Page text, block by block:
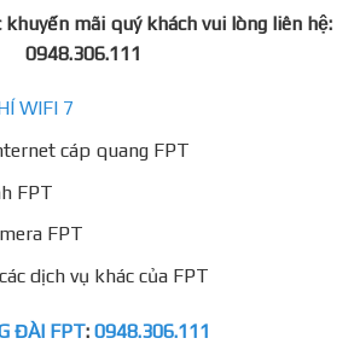
mãi quý khách vui lòng liên hệ:
0948.306.111
WIFI 7
cáp quang FPT
FPT
FPT
dịch vụ khác của FPT
ĐÀI FPT: 0948.306.111